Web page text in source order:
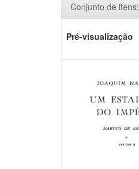
Conjunto de itens:
Pré-visualização